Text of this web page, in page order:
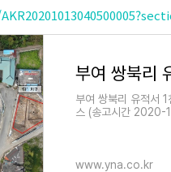
부여 쌍북리 유적서
스 (송고시간
www.yna.co.kr